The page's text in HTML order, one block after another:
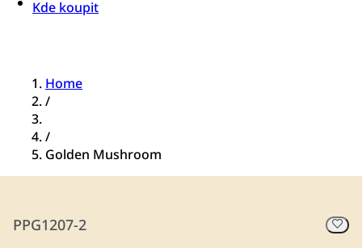
Kde koupit
Home
/
/
Golden Mushroom
PPG1207-2